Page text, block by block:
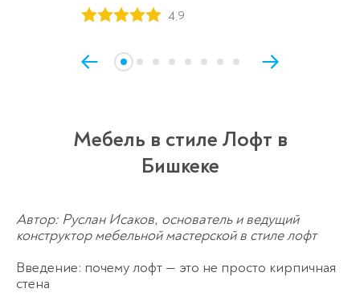
4,9
Мебель в стиле Лофт в
Бишкеке
Автор: Руслан Исаков, основатель и ведущий
конструктор мебельной мастерской в стиле лофт
Введение: почему лофт — это не просто кирпичная
стена